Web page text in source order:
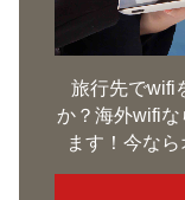
旅行先でwifi
か？海外wifiな
ます！今な